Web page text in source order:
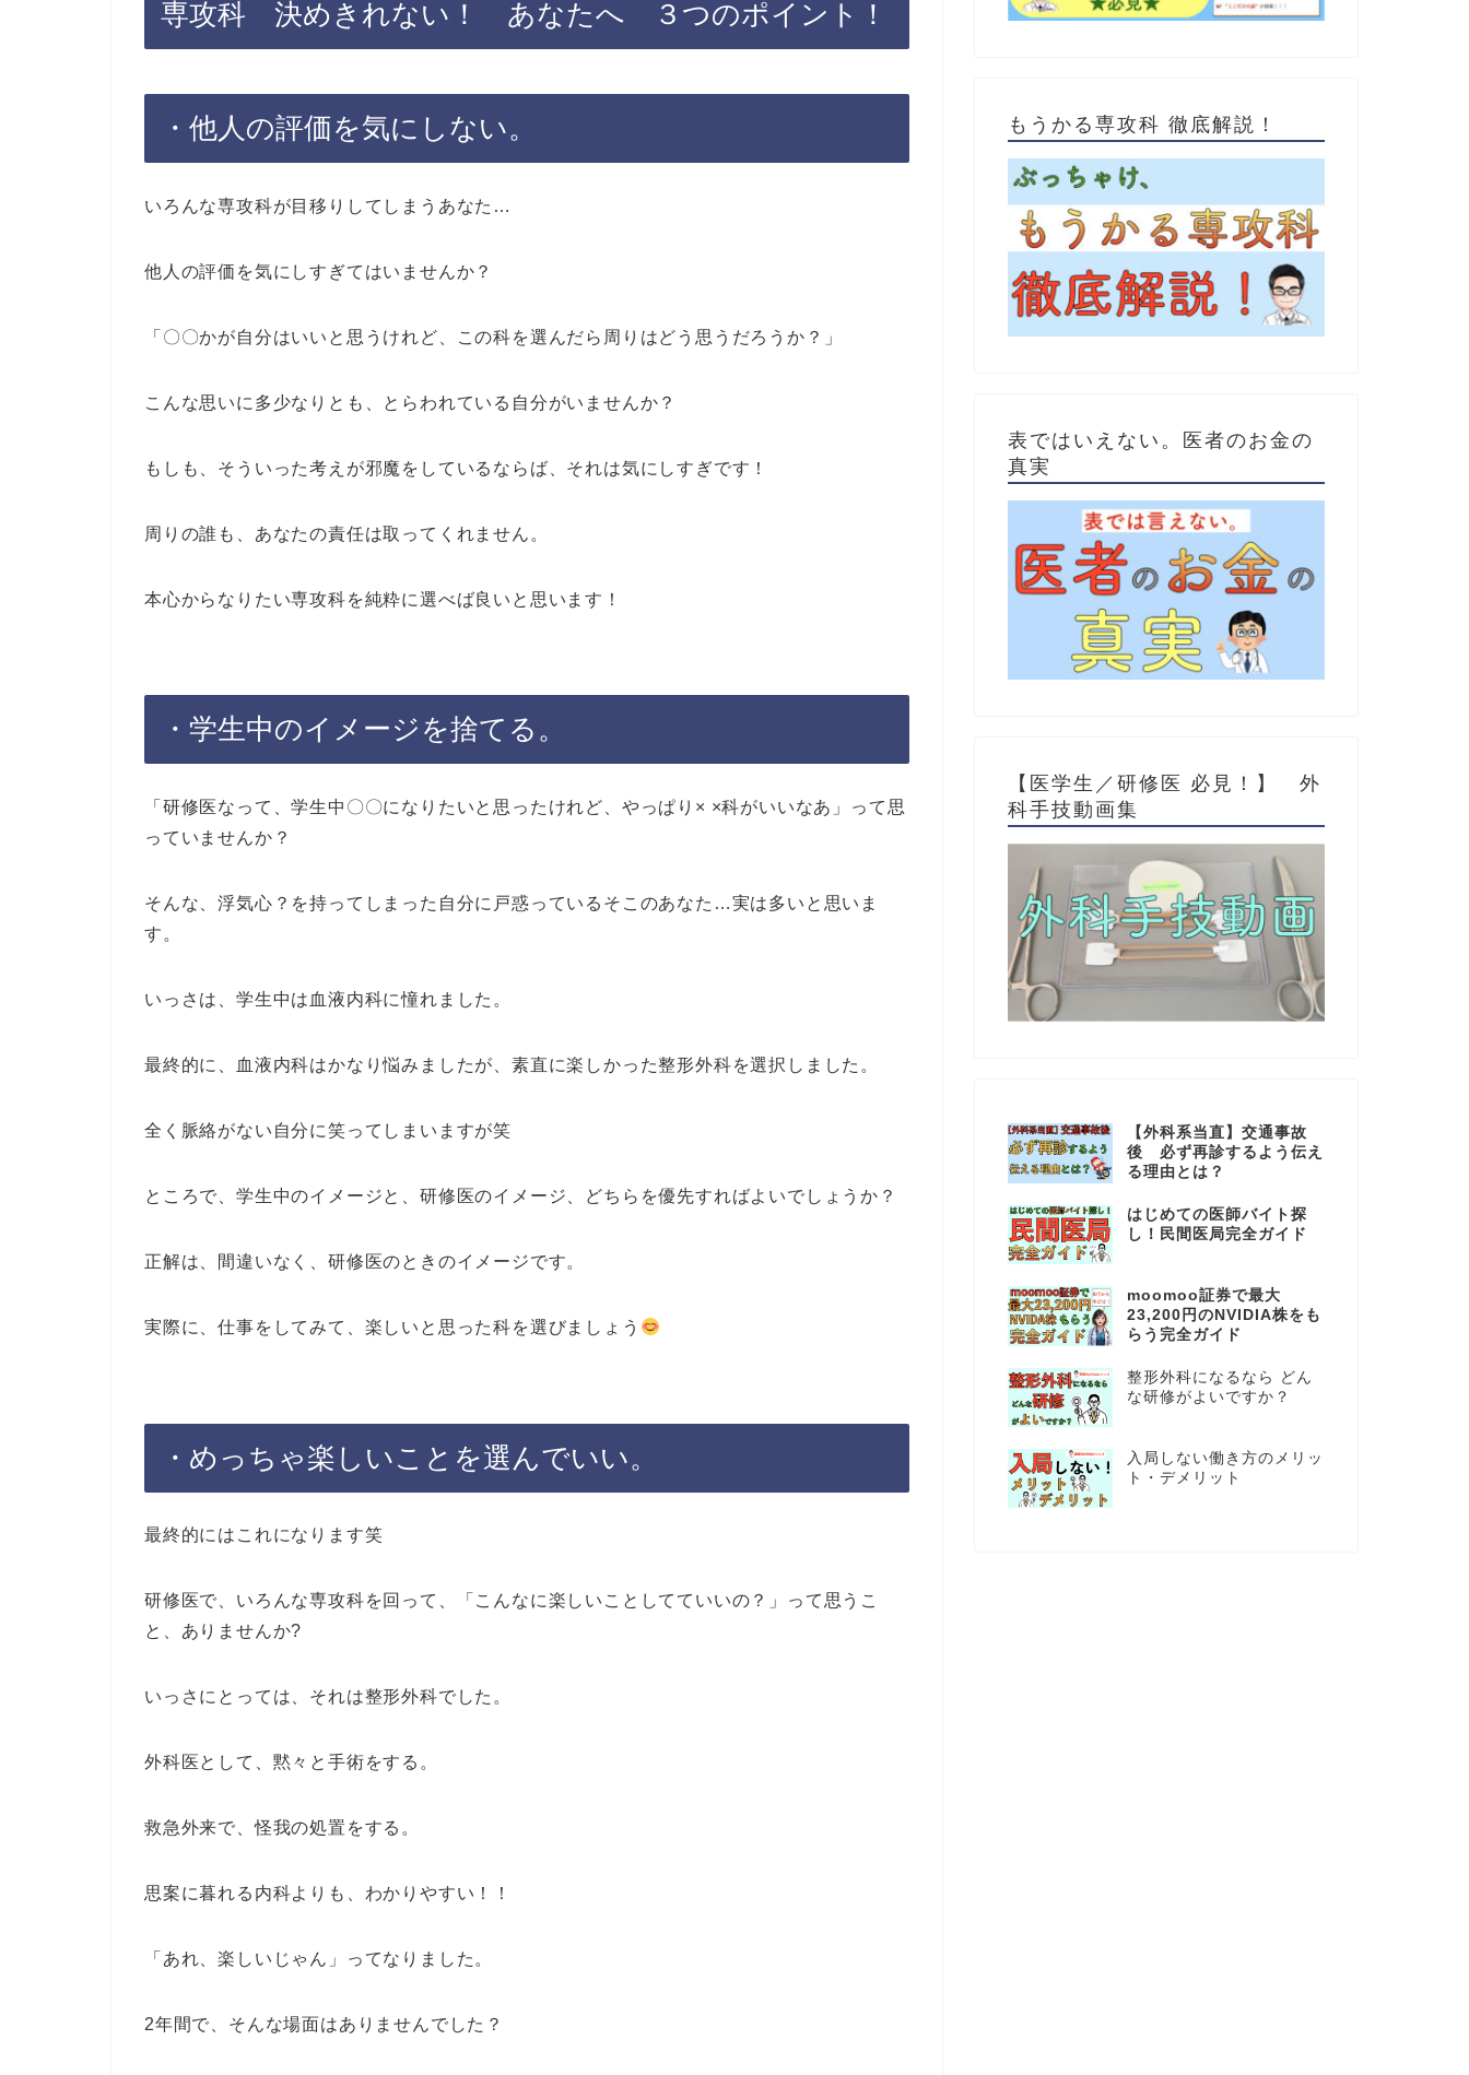
専攻科 決めきれない！ あなたへ ３つのポイント！
・他人の評価を気にしない。
いろんな専攻科が目移りしてしまうあなた…
他人の評価を気にしすぎてはいませんか？
「〇〇かが自分はいいと思うけれど、この科を選んだら周りはどう思うだろうか？」
こんな思いに多少なりとも、とらわれている自分がいませんか？
もしも、そういった考えが邪魔をしているならば、それは気にしすぎです！
周りの誰も、あなたの責任は取ってくれません。
本心からなりたい専攻科を純粋に選べば良いと思います！
・学生中のイメージを捨てる。
「研修医なって、学生中〇〇になりたいと思ったけれど、やっぱり× ×科がいいなあ」って思
っていませんか？
そんな、浮気心？を持ってしまった自分に戸惑っているそこのあなた…実は多いと思いま
す。
いっさは、学生中は血液内科に憧れました。
最終的に、血液内科はかなり悩みましたが、素直に楽しかった整形外科を選択しました。
全く脈絡がない自分に笑ってしまいますが笑
ところで、学生中のイメージと、研修医のイメージ、どちらを優先すればよいでしょうか？
正解は、間違いなく、研修医のときのイメージです。
実際に、仕事をしてみて、楽しいと思った科を選びましょう
・めっちゃ楽しいことを選んでいい。
最終的にはこれになります笑
研修医で、いろんな専攻科を回って、「こんなに楽しいことしてていいの？」って思うこ
と、ありませんか?
いっさにとっては、それは整形外科でした。
外科医として、黙々と手術をする。
救急外来で、怪我の処置をする。
思案に暮れる内科よりも、わかりやすい！！
「あれ、楽しいじゃん」ってなりました。
2年間で、そんな場面はありませんでした？
もうかる専攻科 徹底解説！
表ではいえない。医者のお金の
真実
【医学生／研修医 必見！】 外
科手技動画集
【外科系当直】交通事故
後 必ず再診するよう伝え
る理由とは？
はじめての医師バイト探
し！民間医局完全ガイド
moomoo証券で最大
23,200円のNVIDIA株をも
らう完全ガイド
整形外科になるなら どん
な研修がよいですか？
入局しない働き方のメリッ
ト・デメリット